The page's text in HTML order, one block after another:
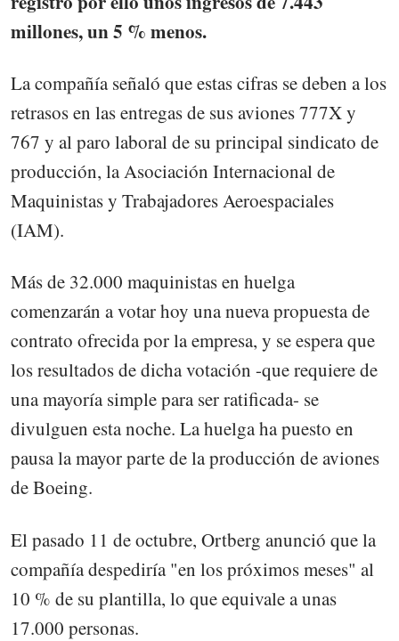
millones, un 5 % menos.
La compañía señaló que estas cifras se deben a los
retrasos en las entregas de sus aviones 777X y
767 y al paro laboral de su principal sindicato de
producción, la Asociación Internacional de
Maquinistas y Trabajadores Aeroespaciales
(IAM).
Más de 32.000 maquinistas en huelga
comenzarán a votar hoy una nueva propuesta de
contrato ofrecida por la empresa, y se espera que
los resultados de dicha votación -que requiere de
una mayoría simple para ser ratificada- se
divulguen esta noche. La huelga ha puesto en
pausa la mayor parte de la producción de aviones
de Boeing.
El pasado 11 de octubre, Ortberg anunció que la
compañía despediría "en los próximos meses" al
10 % de su plantilla, lo que equivale a unas
17.000 personas.